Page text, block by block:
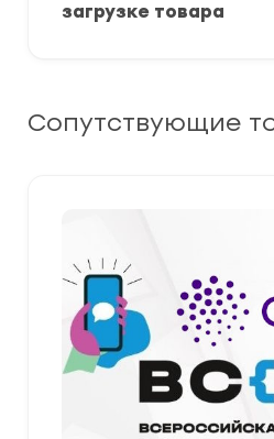
загрузке товара
Сопутствующие